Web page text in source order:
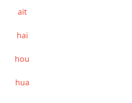
ait
haï
hou
hua